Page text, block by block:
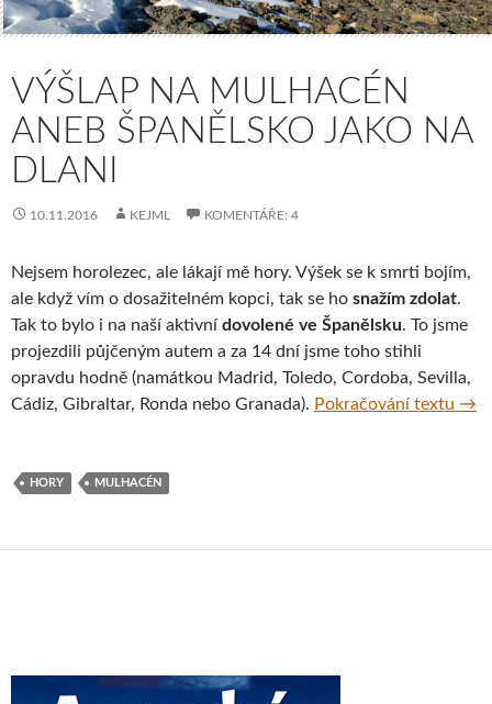
VÝŠLAP NA MULHACÉN
ANEB ŠPANĚLSKO JAKO NA
DLANI
10.11.2016 KEJML KOMENTÁŘE: 4
Nejsem horolezec, ale lákají mě hory. Výšek se k smrti bojím,
ale když vím o dosažitelném kopci, tak se ho snažím zdolat.
Tak to bylo i na naší aktivní dovolené ve Španělsku. To jsme
projezdili půjčeným autem a za 14 dní jsme toho stihli
opravdu hodně (namátkou Madrid, Toledo, Cordoba, Sevilla,
Cádiz, Gibraltar, Ronda nebo Granada). Pokračování textu →
HORY MULHACÉN